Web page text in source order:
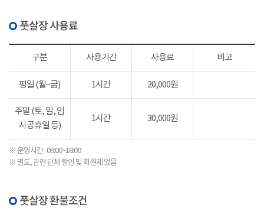
풋살장 사용료
구분 사용기간 사용료 비고
평일 (월~금) 1시간 20,000원
주말 (토, 일, 임
시공휴일 등)
1시간 30,000원
※ 운영시간 : 09:00~18:00
※ 별도, 관련 단체 할인 및 회원제 없음
풋살장 환불조건